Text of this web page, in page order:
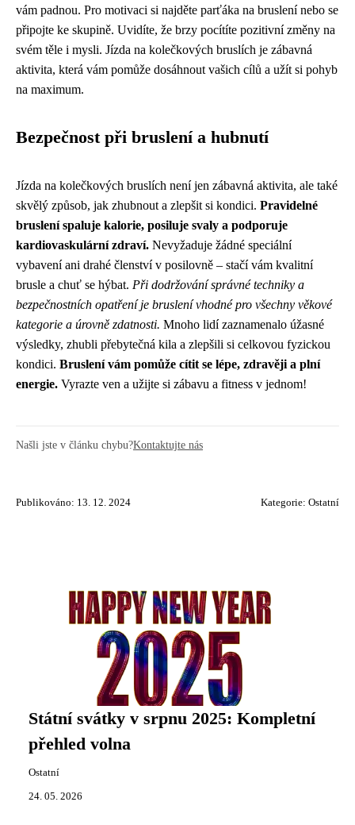
vám padnou. Pro motivaci si najděte parťáka na bruslení nebo se
připojte ke skupině. Uvidíte, že brzy pocítíte pozitivní změny na
svém těle i mysli. Jízda na kolečkových bruslích je zábavná
aktivita, která vám pomůže dosáhnout vašich cílů a užít si pohyb
na maximum.
Bezpečnost při bruslení a hubnutí
Jízda na kolečkových bruslích není jen zábavná aktivita, ale také
skvělý způsob, jak zhubnout a zlepšit si kondici. Pravidelné
bruslení spaluje kalorie, posiluje svaly a podporuje
kardiovaskulární zdraví. Nevyžaduje žádné speciální
vybavení ani drahé členství v posilovně – stačí vám kvalitní
brusle a chuť se hýbat. Při dodržování správné techniky a
bezpečnostních opatření je bruslení vhodné pro všechny věkové
kategorie a úrovně zdatnosti. Mnoho lidí zaznamenalo úžasné
výsledky, zhubli přebytečná kila a zlepšili si celkovou fyzickou
kondici. Bruslení vám pomůže cítit se lépe, zdravěji a plní
energie. Vyrazte ven a užijte si zábavu a fitness v jednom!
Našli jste v článku chybu?Kontaktujte nás
Publikováno: 13. 12. 2024 Kategorie: Ostatní
Státní svátky v srpnu 2025: Kompletní
přehled volna
Ostatní
24. 05. 2026